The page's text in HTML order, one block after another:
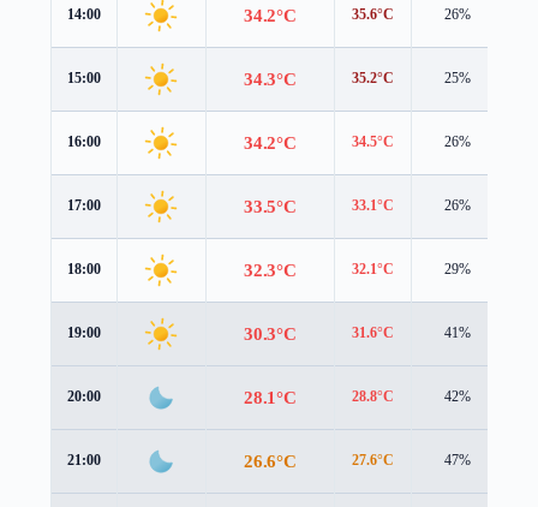
14:00 34.2°C 35.6°C 26%
15:00 34.3°C 35.2°C 25%
16:00 34.2°C 34.5°C 26%
17:00 33.5°C 33.1°C 26%
18:00 32.3°C 32.1°C 29%
19:00 30.3°C 31.6°C 41%
20:00 28.1°C 28.8°C 42%
21:00 26.6°C 27.6°C 47%